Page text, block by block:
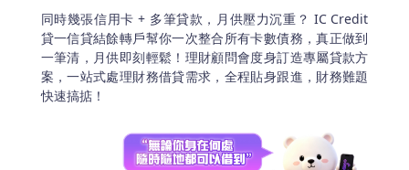
同時幾張信用卡 + 多筆貸款，月供壓力沉重？ IC Credit
貸一信貸結餘轉戶幫你一次整合所有卡數債務，真正做到
一筆清，月供即刻輕鬆！理財顧問會度身訂造專屬貸款方
案，一站式處理財務借貸需求，全程貼身跟進，財務難題
快速搞掂！